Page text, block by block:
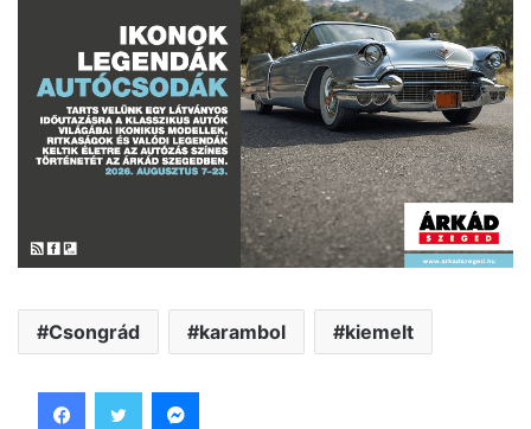
Csongrád karambol kiemelt